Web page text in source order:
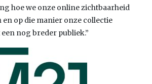
hoe we onze online zichtbaarheid
op die manier onze collectie
nog breder publiek.”